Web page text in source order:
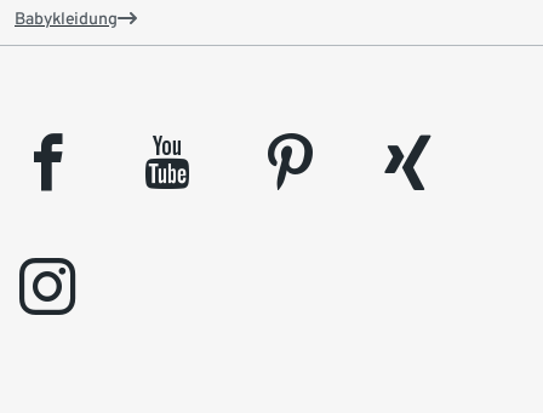
Babykleidung
facebook youtube pinterest
xing
instagram